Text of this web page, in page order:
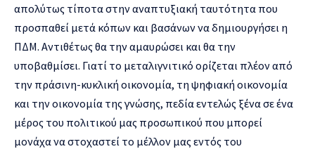
απολύτως τίποτα στην αναπτυξιακή ταυτότητα που
προσπαθεί μετά κόπων και βασάνων να δημιουργήσει η
ΠΔΜ. Αντιθέτως θα την αμαυρώσει και θα την
υποβαθμίσει. Γιατί το μεταλιγνιτικό ορίζεται πλέον από
την πράσινη-κυκλική οικονομία, τη ψηφιακή οικονομία
και την οικονομία της γνώσης, πεδία εντελώς ξένα σε ένα
μέρος του πολιτικού μας προσωπικού που μπορεί
μονάχα να στοχαστεί το μέλλον μας εντός του